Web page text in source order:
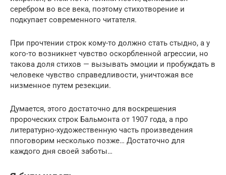
серебром во все века, поэтому стихотворение и
подкупает современного читателя.
При прочтении строк кому-то должно стать стыдно, а у
кого-то возникнет чувство оскорбленной агрессии, но
такова доля стихов — вызывать эмоции и пробуждать в
человеке чувство справедливости, уничтожая все
низменное путем резекции.
Думается, этого достаточно для воскрешения
пророческих строк Бальмонта от 1907 года, а про
литературно-художественную часть произведения
ппоговорим несколько позже… Достаточно для
каждого дня своей заботы…